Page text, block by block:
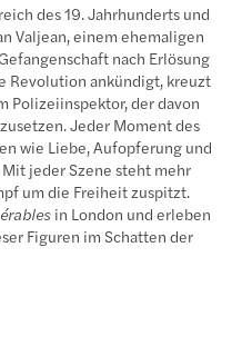
des 19. Jahrhunderts und
Valjean, einem ehemaligen
nach Erlösung
Revolution ankündigt, kreuzt
Polizeiinspektor, der davon
Jeder Moment des
wie Liebe, Aufopferung und
jeder Szene steht mehr
um die Freiheit zuspitzt.
in London und erleben
Figuren im Schatten der